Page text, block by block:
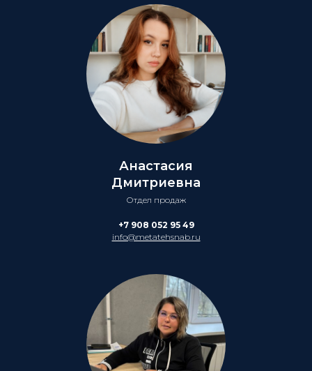
Анастасия
Дмитриевна
Отдел продаж
+7 908 052 95 49
info@metatehsnab.ru